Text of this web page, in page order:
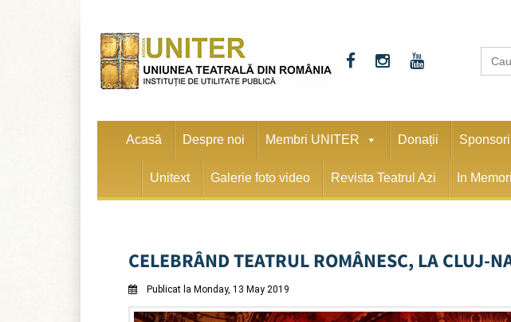
for:
Acasă Despre noi Membri UNITER Donații Sponsori
Unitext Galerie foto video Revista Teatrul Azi In
CELEBRÂND TEATRUL ROMÂNESC, LA CLUJ-
Publicat la Monday, 13 May 2019